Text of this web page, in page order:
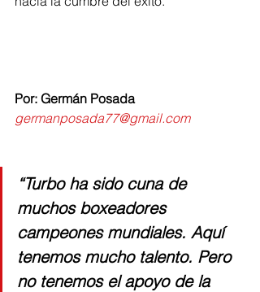
Por: Germán Posada
germanposada77@gmail.com
“Turbo ha sido cuna de
muchos boxeadores
campeones mundiales. Aquí
tenemos mucho talento. Pero
no tenemos el apoyo de la